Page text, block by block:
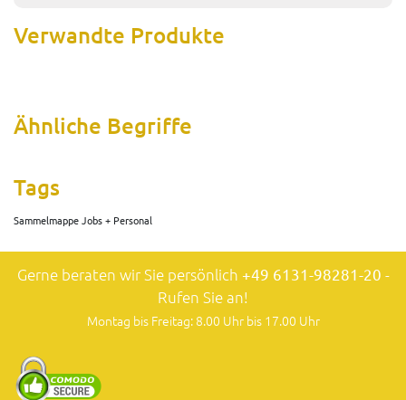
Verwandte Produkte
Ähnliche Begriffe
Tags
Sammelmappe Jobs + Personal
Gerne beraten wir Sie persönlich +49 6131-98281-20 -
Rufen Sie an!
Montag bis Freitag: 8.00 Uhr bis 17.00 Uhr